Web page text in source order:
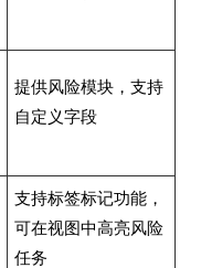
提供风险模块，支持
自定义字段
支持标签标记功能，
可在视图中高亮风险
任务